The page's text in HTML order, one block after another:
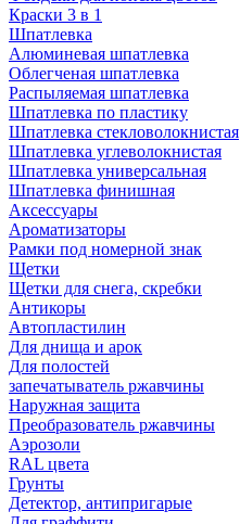
Краски 3 в 1
Шпатлевка
Алюминевая шпатлевка
Облегченая шпатлевка
Распыляемая шпатлевка
Шпатлевка по пластику
Шпатлевка стекловолокнистая
Шпатлевка углеволокнистая
Шпатлевка универсальная
Шпатлевка финишная
Аксессуары
Ароматизаторы
Рамки под номерной знак
Щетки
Щетки для снега, скребки
Антикоры
Автопластилин
Для днища и арок
Для полостей
запечатыватель ржавчины
Наружная защита
Преобразователь ржавчины
Аэрозоли
RAL цвета
Грунты
Детектор, антипригарые